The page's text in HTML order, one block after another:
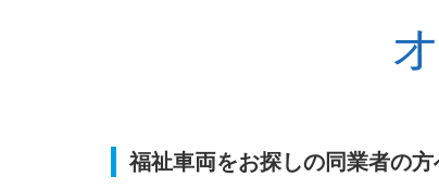
福祉車両をお探しの同業者の方